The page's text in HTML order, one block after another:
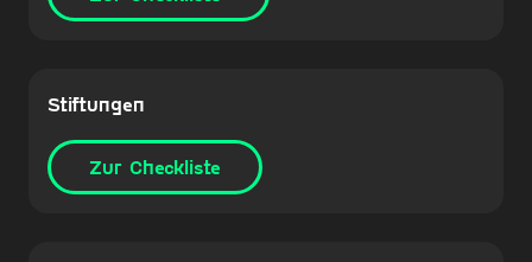
Stiftungen
Zur Checkliste